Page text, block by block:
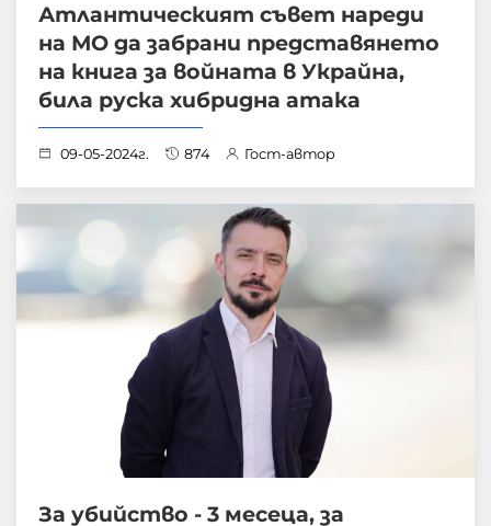
Атлантическият съвет нареди
на МО да забрани представянето
на книга за войната в Украйна,
била руска хибридна атака
09-05-2024г. 874 Гост-автор
За убийство - 3 месеца, за